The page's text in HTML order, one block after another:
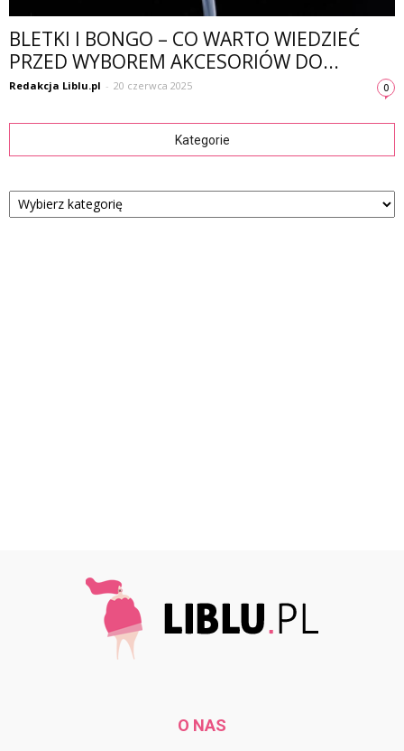
BLETKI I BONGO – CO WARTO WIEDZIEĆ
PRZED WYBOREM AKCESORIÓW DO...
Redakcja Liblu.pl - 20 czerwca 2025 0
Kategorie
Kategorie
O NAS